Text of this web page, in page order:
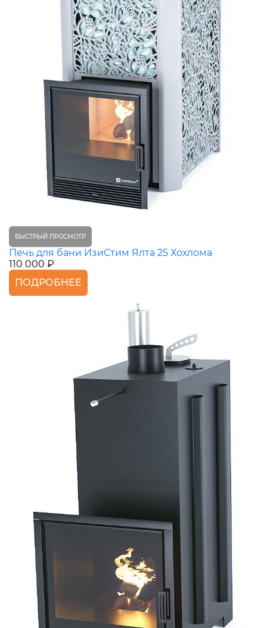
БЫСТРЫЙ ПРОСМОТР
Печь для бани ИзиСтим Ялта 25 Хохлома
110 000 ₽
ПОДРОБНЕЕ